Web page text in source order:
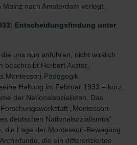
nach Amsterdam verlegt.
Entscheidungsfindung unter
uns nun anführen, nicht wirklich
beschreibt Herbert Axster,
Montessori-Pädagogik
Haltung im Februar 1933 – kurz
der Nationalsozialisten. Das
„Montessori-
deutschen Nationalsozialismus“
die Lage der Montessori-Bewegung
die ein differenziertes